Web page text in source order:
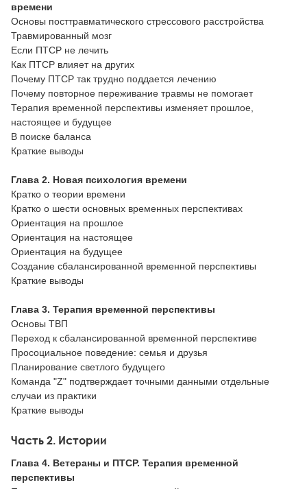
времени
Основы посттравматического стрессового расстройства
Травмированный мозг
Если ПТСР не лечить
Как ПТСР влияет на других
Почему ПТСР так трудно поддается лечению
Почему повторное переживание травмы не помогает
Терапия временной перспективы изменяет прошлое,
настоящее и будущее
В поиске баланса
Краткие выводы
Глава 2. Новая психология времени
Кратко о теории времени
Кратко о шести основных временных перспективах
Ориентация на прошлое
Ориентация на настоящее
Ориентация на будущее
Создание сбалансированной временной перспективы
Краткие выводы
Глава 3. Терапия временной перспективы
Основы ТВП
Переход к сбалансированной временной перспективе
Просоциальное поведение: семья и друзья
Планирование светлого будущего
Команда "Z" подтверждает точными данными отдельные
случаи из практики
Краткие выводы
Часть 2. Истории
Глава 4. Ветераны и ПТСР. Терапия временной
перспективы